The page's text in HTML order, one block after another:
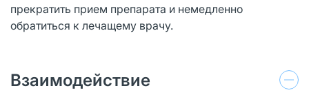
прекратить прием препарата и немедленно
обратиться к лечащему врачу.
Взаимодействие